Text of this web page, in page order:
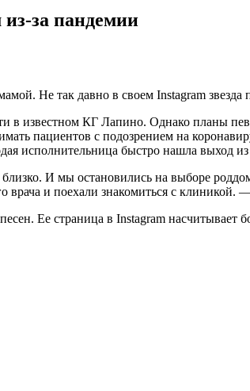
за пандемии
Не так давно в своем Instagram
известном КГ Лапино. Однако планы
пациентов с подозрением на
исполнительница быстро нашла выход
И мы остановились на выборе
и поехали знакомиться с клиникой.
Ее страница в Instagram насчитывает